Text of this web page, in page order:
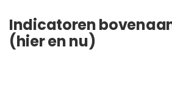
Indicatoren
(hier en nu)